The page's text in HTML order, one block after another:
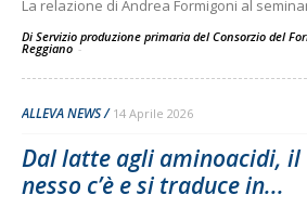
La relazione di Andrea Formigoni al
Di Servizio produzione primaria del Consorzio del
Reggiano -
ALLEVA NEWS 14 Aprile 2026
Dal latte agli aminoacidi, il
nesso c’è e si traduce in...